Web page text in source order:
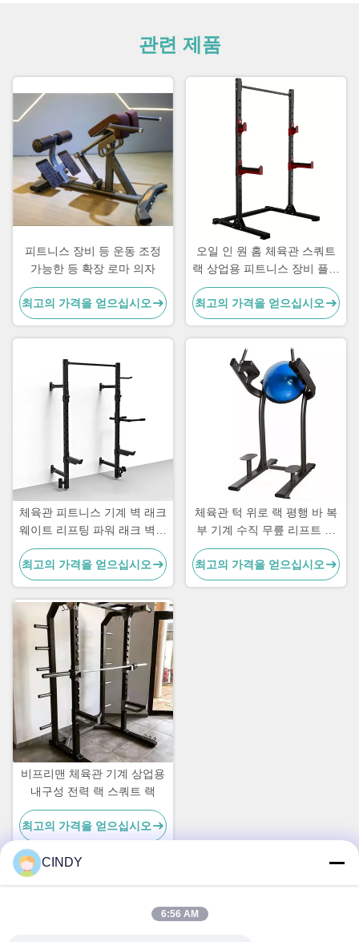
관련 제품
피트니스 장비 등 운동 조정
가능한 등 확장 로마 의자
최고의 가격을 얻으십시오
오일 인 원 홈 체육관 스쿼트
랙 상업용 피트니스 장비 플릿
로딩 기계
최고의 가격을 얻으십시오
체육관 피트니스 기계 벽 래크
웨이트 리프팅 파워 래크 벽에
장착
최고의 가격을 얻으십시오
체육관 턱 위로 랙 평행 바 복
부 기계 수직 무릎 리프트 다
리 리프트
최고의 가격을 얻으십시오
비프리맨 체육관 기계 상업용
내구성 전력 랙 스쿼트 랙
최고의 가격을 얻으십시오
CINDY
6:56 AM